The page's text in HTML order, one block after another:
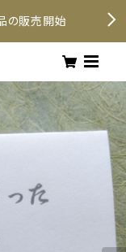
の販売開始